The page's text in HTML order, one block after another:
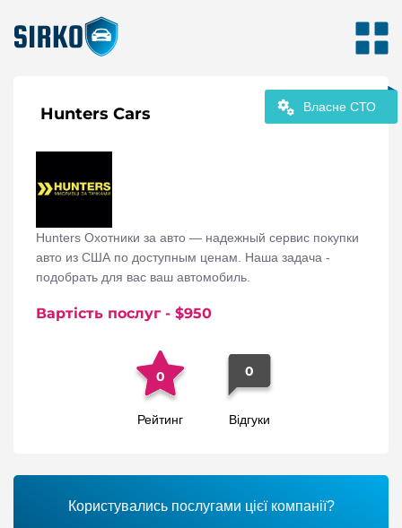
Власне СТО
Hunters Cars
Hunters Охотники за авто — надежный сервис покупки
авто из США по доступным ценам. Наша задача -
подобрать для вас ваш автомобиль.
Вартість послуг - $950
0
Рейтинг
0
Відгуки
Користувались послугами цієї компанії?